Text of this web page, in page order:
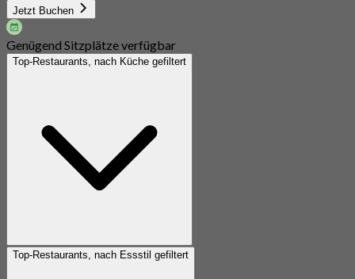
Jetzt Buchen
Genügend Sitzplätze verfügbar
Top-Restaurants, nach Küche gefiltert
Top-Restaurants, nach Essstil gefiltert